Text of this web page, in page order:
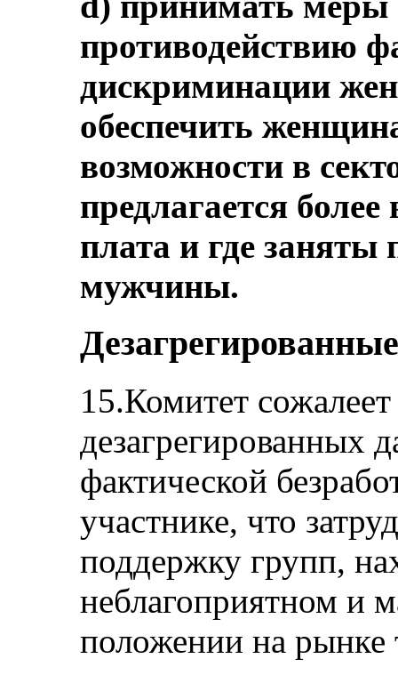
противодействию
дискриминации
обеспечить
возможности в
предлагается
плата и где заняты
мужчины.
15.Комитет
дезагрегированных
фактической
участнике, что
поддержку групп,
неблагоприятном и
положении на рынке